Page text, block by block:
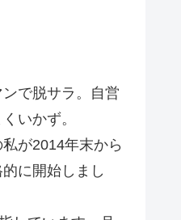
で脱サラ。自営
いかず。
が2014年末から
に開始しまし